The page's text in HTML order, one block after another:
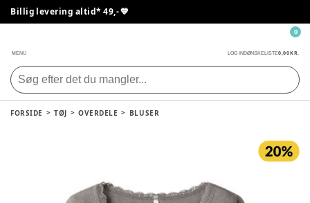
Billig levering altid* 49,- 💙
MENU LOG INDØNSKELISTE0,00 KR.
0
FORSIDE TØJ OVERDELE BLUSER